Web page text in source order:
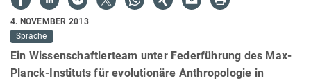
4. NOVEMBER 2013
Sprache
Ein Wissenschaftlerteam unter Federführung des Max-
Planck-Instituts für evolutionäre Anthropologie in